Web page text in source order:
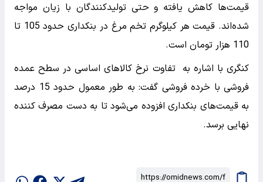
قیمت‌ها کاهش یافته و حتی تولیدکنندگان با زیان مواجه
شده‌اند. قیمت هر کیلوگرم تخم مرغ در بنکداری حدود 105 تا
110 هزار تومان است.
کنگری با اشاره به تفاوت نرخ کالاهای اساسی در سطح عمده
فروشی با خرده فروشی گفت: به طور معمول حدود 15 درصد
به قیمت‌های بنکداری افزوده می‌شود تا به دست مصرف کننده
نهایی برسد.